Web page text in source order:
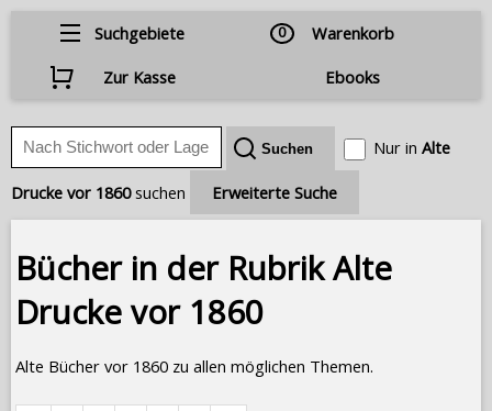
Suchgebiete 0
Warenkorb
Zur Kasse
Ebooks
Nur in Alte
Drucke vor 1860suchen Erweiterte Suche
Bücher in der Rubrik Alte
Drucke vor 1860
Alte Bücher vor 1860 zu allen möglichen Themen.